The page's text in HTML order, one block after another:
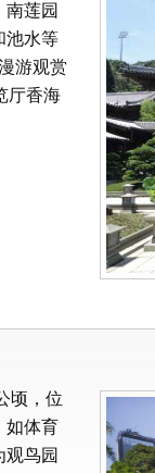
莲园
池水等
游观赏
厅香海
顷，位
如体育
鸟园